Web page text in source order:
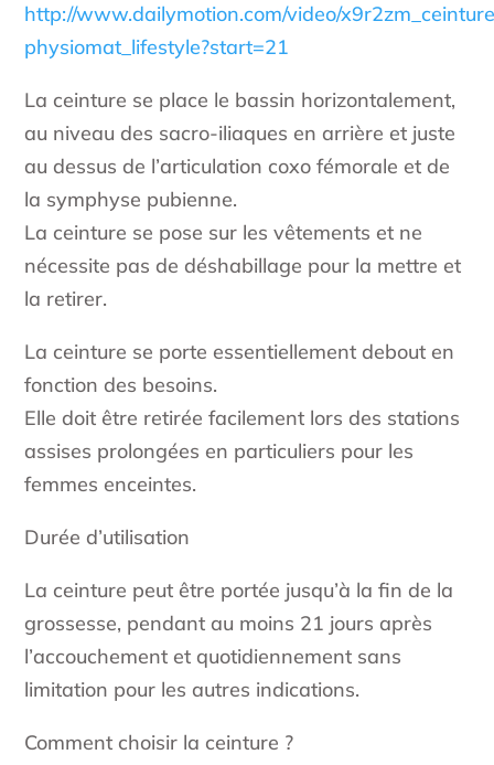
http://www.dailymotion.com/video/
physiomat_lifestyle?start=21
La ceinture se place le bassin horizontalement,
au niveau des sacro-iliaques en arrière et juste
au dessus de l’articulation coxo fémorale et de
la symphyse pubienne.
La ceinture se pose sur les vêtements et ne
nécessite pas de déshabillage pour la mettre et
la retirer.
La ceinture se porte essentiellement debout en
fonction des besoins.
Elle doit être retirée facilement lors des stations
assises prolongées en particuliers pour les
femmes enceintes.
Durée d’utilisation
La ceinture peut être portée jusqu’à la fin de la
grossesse, pendant au moins 21 jours après
l’accouchement et quotidiennement sans
limitation pour les autres indications.
Comment choisir la ceinture ?